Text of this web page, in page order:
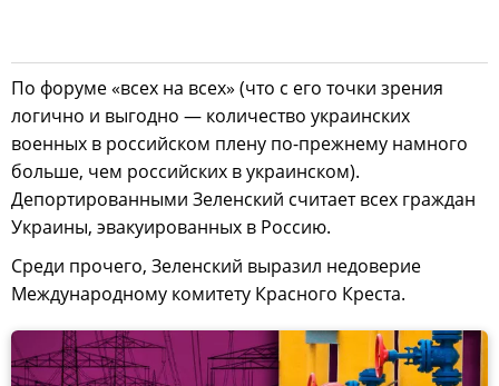
По форуме «всех на всех» (что с его точки зрения
логично и выгодно — количество украинских
военных в российском плену по-прежнему намного
больше, чем российских в украинском).
Депортированными Зеленский считает всех граждан
Украины, эвакуированных в Россию.
Среди прочего, Зеленский выразил недоверие
Международному комитету Красного Креста.